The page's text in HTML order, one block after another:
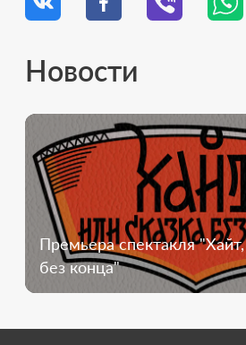
Новости
Премьера спектакля
без конца"